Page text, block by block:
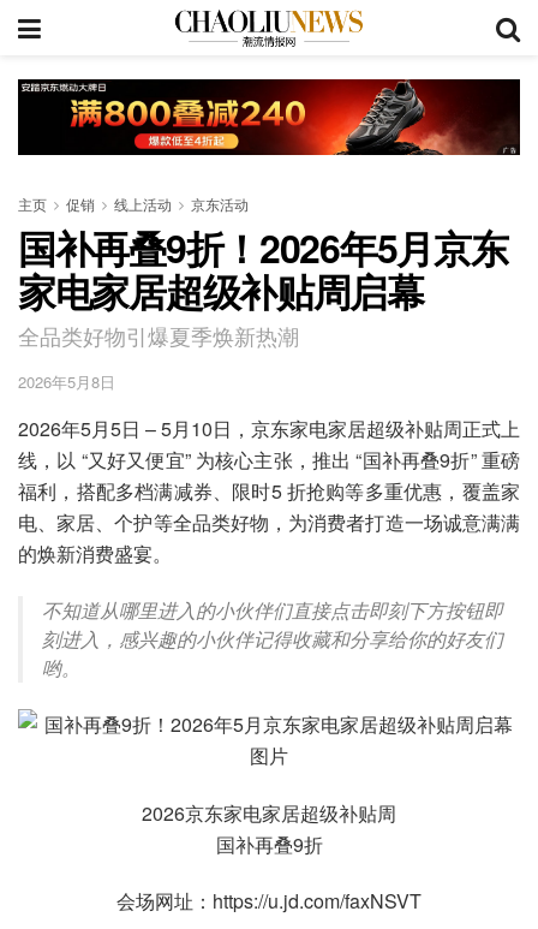
主页 促销 线上活动 京东活动
国补再叠9折！2026年5月京东
家电家居超级补贴周启幕
全品类好物引爆夏季焕新热潮
2026年5月8日
2026年5月5日 – 5月10日，京东家电家居超级补贴周正式上
线，以 “又好又便宜” 为核心主张，推出 “国补再叠9折” 重磅
福利，搭配多档满减券、限时5 折抢购等多重优惠，覆盖家
电、家居、个护等全品类好物，为消费者打造一场诚意满满
的焕新消费盛宴。
不知道从哪里进入的小伙伴们直接点击即刻下方按钮即
刻进入，感兴趣的小伙伴记得收藏和分享给你的好友们
哟。
2026京东家电家居超级补贴周
国补再叠9折
会场网址：https://u.jd.com/faxNSVT